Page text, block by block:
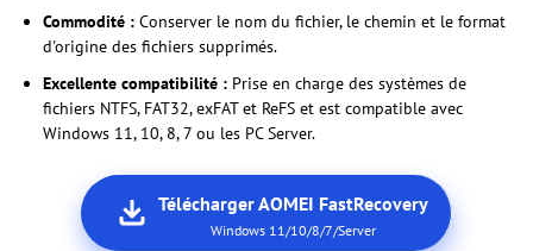
Commodité : Conserver le nom du fichier, le chemin et le format
d'origine des fichiers supprimés.
Excellente compatibilité : Prise en charge des systèmes de
fichiers NTFS, FAT32, exFAT et ReFS et est compatible avec
Windows 11, 10, 8, 7 ou les PC Server.
Télécharger AOMEI FastRecovery
Windows 11/10/8/7/Server